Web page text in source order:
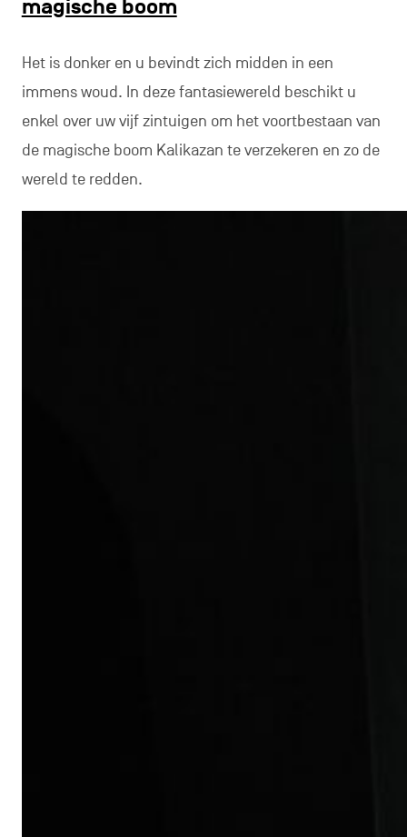
magische boom
Het is donker en u bevindt zich midden in een
immens woud. In deze fantasiewereld beschikt u
enkel over uw vijf zintuigen om het voortbestaan van
de magische boom Kalikazan te verzekeren en zo de
wereld te redden.